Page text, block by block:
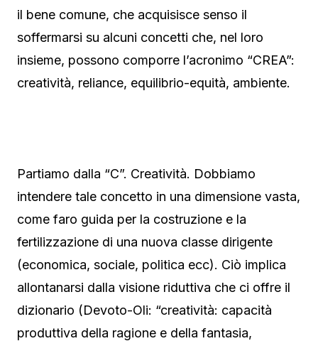
il bene comune, che acquisisce senso il
soffermarsi su alcuni concetti che, nel loro
insieme, possono comporre l’acronimo “CREA”:
creatività, reliance, equilibrio-equità, ambiente.
Partiamo dalla “C”. Creatività. Dobbiamo
intendere tale concetto in una dimensione vasta,
come faro guida per la costruzione e la
fertilizzazione di una nuova classe dirigente
(economica, sociale, politica ecc). Ciò implica
allontanarsi dalla visione riduttiva che ci offre il
dizionario (Devoto-Oli: “creatività: capacità
produttiva della ragione e della fantasia,